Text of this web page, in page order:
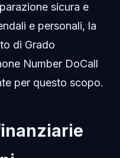
sicura e
e personali, la
di Grado
Number DoCall
per questo scopo.